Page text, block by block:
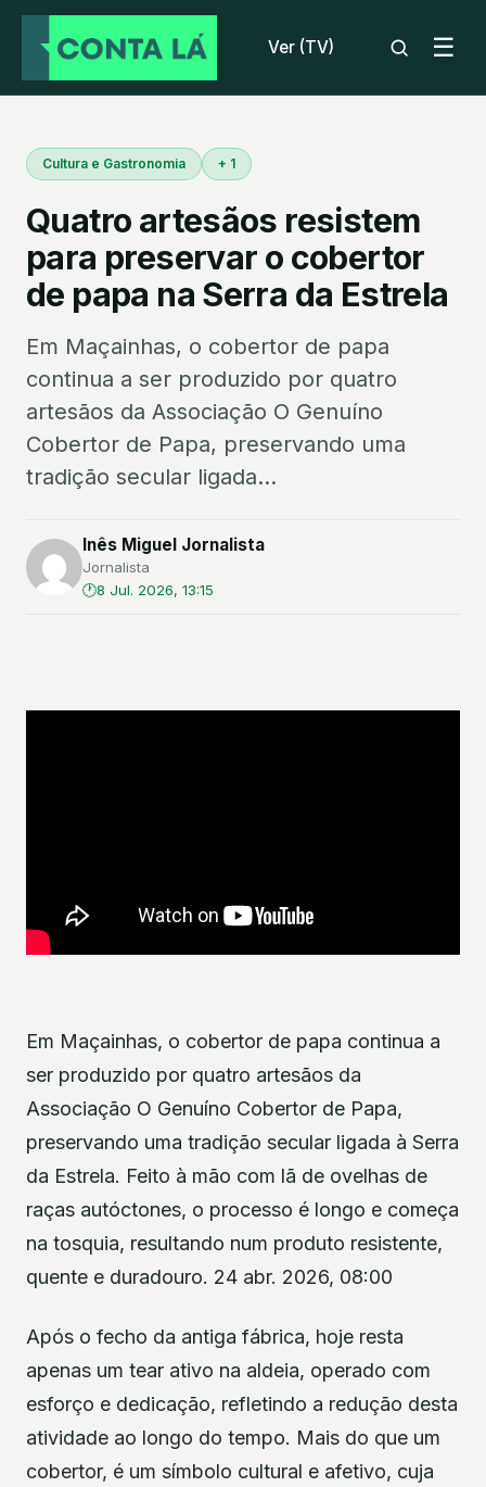
Ver (TV) ☰
Cultura e Gastronomia + 1
Quatro artesãos resistem
para preservar o cobertor
de papa na Serra da Estrela
Em Maçainhas, o cobertor de papa
continua a ser produzido por quatro
artesãos da Associação O Genuíno
Cobertor de Papa, preservando uma
tradição secular ligada...
Inês Miguel Jornalista
Jornalista
8 Jul. 2026, 13:15
Em Maçainhas, o cobertor de papa continua a
ser produzido por quatro artesãos da
Associação O Genuíno Cobertor de Papa,
preservando uma tradição secular ligada à Serra
da Estrela. Feito à mão com lã de ovelhas de
raças autóctones, o processo é longo e começa
na tosquia, resultando num produto resistente,
quente e duradouro. 24 abr. 2026, 08:00
Após o fecho da antiga fábrica, hoje resta
apenas um tear ativo na aldeia, operado com
esforço e dedicação, refletindo a redução desta
atividade ao longo do tempo. Mais do que um
cobertor, é um símbolo cultural e afetivo, cuja